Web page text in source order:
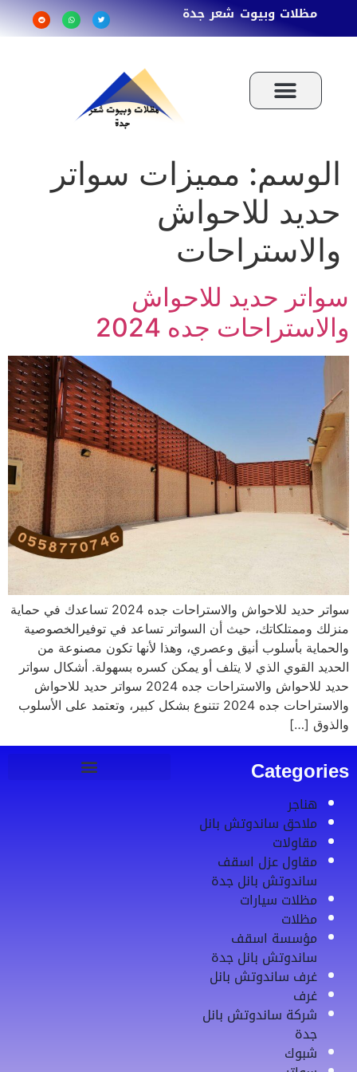
مظلات وبيوت شعر جدة
الوسم: مميزات سواتر
حديد للاحواش
والاستراحات
سواتر حديد للاحواش
والاستراحات جده 2024
سواتر حديد للاحواش والاستراحات جده 2024 تساعدك في حماية
منزلك وممتلكاتك، حيث أن السواتر تساعد في توفيرالخصوصية
والحماية بأسلوب أنيق وعصري، وهذا لأنها تكون مصنوعة من
الحديد القوي الذي لا يتلف أو يمكن كسره بسهولة. أشكال سواتر
حديد للاحواش والاستراحات جده 2024 سواتر حديد للاحواش
والاستراحات جده 2024 تتنوع بشكل كبير، وتعتمد على الأسلوب
والذوق […]
Categories
هناجر
ملاحق ساندوتش بانل
مقاولات
مقاول عزل اسقف
ساندوتش بانل جدة
مظلات سيارات
مظلات
مؤسسة اسقف
ساندوتش بانل جدة
غرف ساندوتش بانل
غرف
شركة ساندوتش بانل
جدة
شبوك